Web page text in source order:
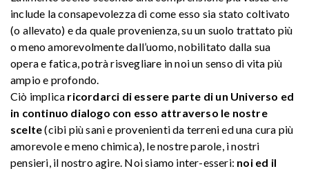
include la consapevolezza di come esso sia stato coltivato
(o allevato) e da quale provenienza, su un suolo trattato più
o meno amorevolmente dall’uomo, nobilitato dalla sua
opera e fatica, potrà risvegliare in noi un senso di vita più
ampio e profondo.
Ciò implica ricordarci di essere parte di un Universo ed
in continuo dialogo con esso attraverso le nostre
scelte(cibi più sani e provenienti da terreni ed una cura più
amorevole e meno chimica), le nostre parole, i nostri
pensieri, il nostro agire. Noi siamo inter-esseri: noi ed il